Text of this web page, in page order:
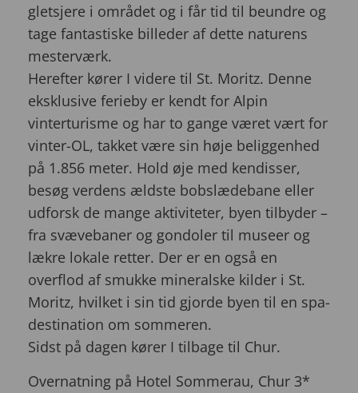
gletsjere i området og i får tid til beundre og
tage fantastiske billeder af dette naturens
mesterværk.
Herefter kører I videre til St. Moritz. Denne
eksklusive ferieby er kendt for Alpin
vinterturisme og har to gange været vært for
vinter-OL, takket være sin høje beliggenhed
på 1.856 meter. Hold øje med kendisser,
besøg verdens ældste bobslædebane eller
udforsk de mange aktiviteter, byen tilbyder –
fra svævebaner og gondoler til museer og
lækre lokale retter. Der er en også en
overflod af smukke mineralske kilder i St.
Moritz, hvilket i sin tid gjorde byen til en spa-
destination om sommeren.
Sidst på dagen kører I tilbage til Chur.
Overnatning på Hotel Sommerau, Chur 3*